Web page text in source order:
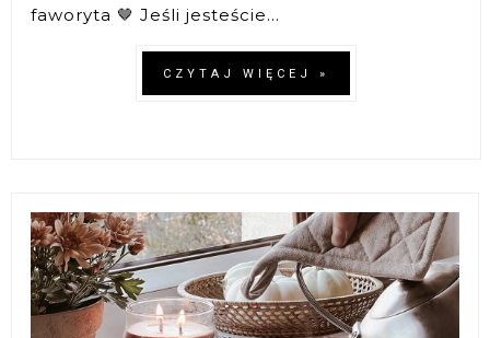
faworyta 🤎 Jeśli jesteście...
CZYTAJ WIĘCEJ »